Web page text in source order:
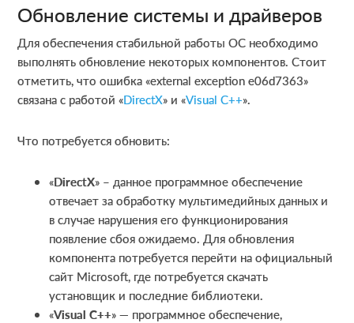
Обновление системы и драйверов
Для обеспечения стабильной работы ОС необходимо
выполнять обновление некоторых компонентов. Стоит
отметить, что ошибка «external exception e06d7363»
связана с работой «DirectX» и «Visual C++».
Что потребуется обновить:
«DirectX» – данное программное обеспечение
отвечает за обработку мультимедийных данных и
в случае нарушения его функционирования
появление сбоя ожидаемо. Для обновления
компонента потребуется перейти на официальный
сайт Microsoft, где потребуется скачать
установщик и последние библиотеки.
«Visual C++» — программное обеспечение,